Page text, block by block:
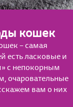
кошек
– самая
есть ласковые и
с непокорным
очаровательные
вам о них